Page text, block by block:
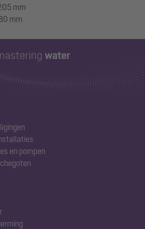
mm
en pompen